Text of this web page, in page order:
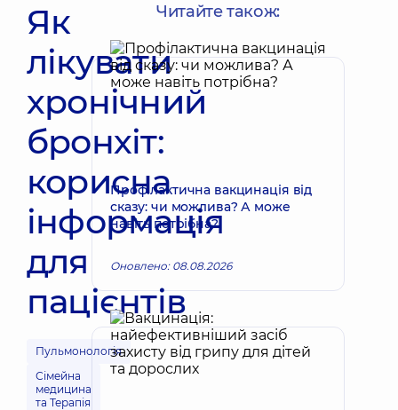
Як
лікувати
хронічний
бронхіт:
корисна
інформація
для
пацієнтів
Пульмонологія
Сімейна
медицина
та Терапія
Читайте також:
Профілактична вакцинація від
сказу: чи можлива? А може
навіть потрібна?
Оновлено: 08.08.2026